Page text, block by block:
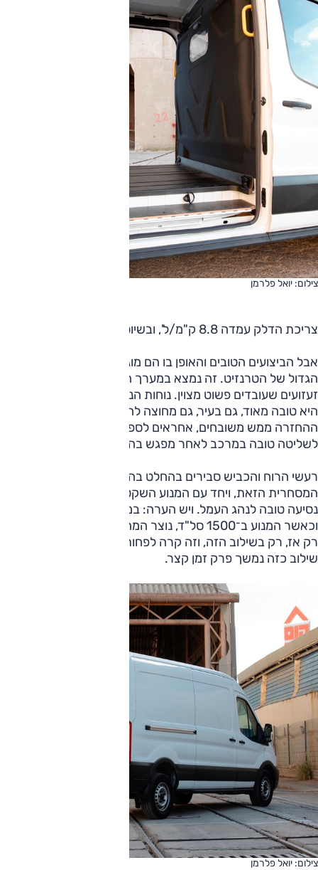
צילום: יואל פלרמן
צריכת הדלק עמדה 8.8 ק"מ/ל', ובשיוט הייתה 10.2 ק"מ/ל'.
אבל הביצועים הטובים והאופן בו הם מוגשים הוא לא הסיפור
הגדול של הטרנזיט. זה נמצא במערך המתלים, הכולל בולמי
זעזועים שעובדים פשוט מצוין. נוחות הנסיעה שהרכב מעניק לנהג
היא טובה מאוד, גם בעיר, גם מחוצה לה. שיכוך הכיווץ ושיכוך
ההחזרה ממש משובחים, אחראים לספיגת מהמורות טובה,
לשליטה טובה במרכב לאחר מפגש בהם.
רעשי הרוח והכביש סבירים בהחלט בהינתן המבנה הבסיסי של
המסחרית הזאת, ויחד עם המנוע השקט ביחס, מעניקים איכות
וכאשר המנוע ב־1500 סל"ד, נוצר המהום בתא הנהג; זה קורה
רק אז, רק בשילוב הזה, וזה קרה לפחות ברכב בו נהגנו. עם זאת,
שילוב כזה נמשך פרק זמן קצר.
צילום: יואל פלרמן